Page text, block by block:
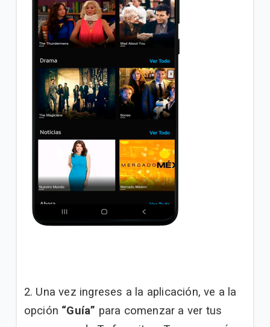
2. Una vez ingreses a la aplicación, ve a la
opción “Guía” para comenzar a ver tus